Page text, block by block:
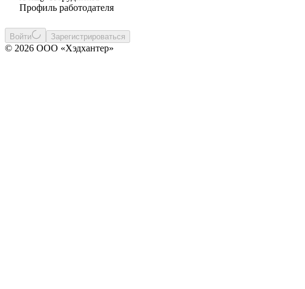
Профиль работодателя
Войти Зарегистрироваться
© 2026 ООО «Хэдхантер»